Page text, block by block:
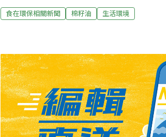
布110款的合格油品名單，包含多款的調合油，
專家早警告，含油量低於20%的棉籽油、橄欖渣
程中，如果正己烷、苯和甲苯等3種致癌物未完
害，還會出現致癌物，下肚可能導致血癌。衛
葉明功坦承，目前國內還沒有正己烷檢驗方法
近期公告，並要求市售油一律不得檢出正己烷
統不退款，退貨的10萬多
食在環保相關新聞 棉籽油 生活環境